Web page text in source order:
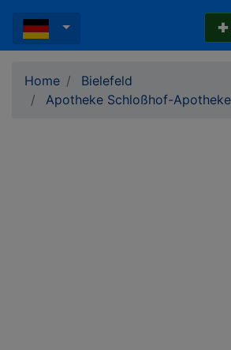
✚
Home
Bielefeld
Apotheke Schloßhof-Apotheke